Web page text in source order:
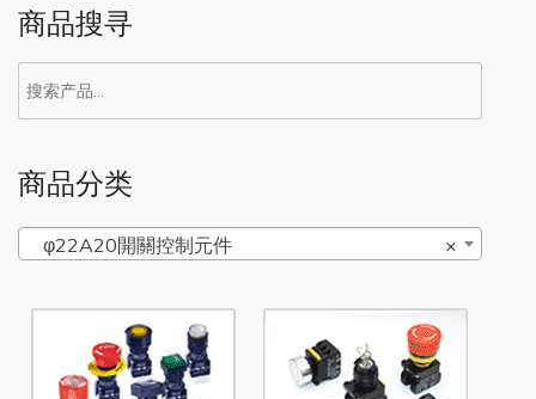
商品搜寻
商品分类
×
φ22A20開關控制元件